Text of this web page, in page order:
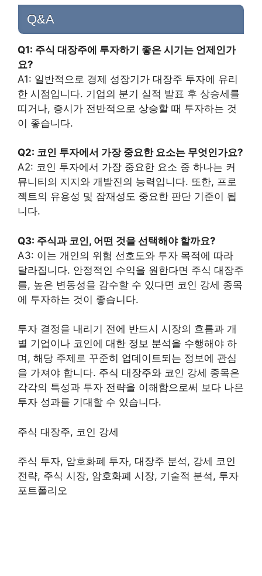
Q&A
Q1: 주식 대장주에 투자하기 좋은 시기는 언제인가
요?
A1: 일반적으로 경제 성장기가 대장주 투자에 유리
한 시점입니다. 기업의 분기 실적 발표 후 상승세를
띠거나, 증시가 전반적으로 상승할 때 투자하는 것
이 좋습니다.
Q2: 코인 투자에서 가장 중요한 요소는 무엇인가요?
A2: 코인 투자에서 가장 중요한 요소 중 하나는 커
뮤니티의 지지와 개발진의 능력입니다. 또한, 프로
젝트의 유용성 및 잠재성도 중요한 판단 기준이 됩
니다.
Q3: 주식과 코인, 어떤 것을 선택해야 할까요?
A3: 이는 개인의 위험 선호도와 투자 목적에 따라
달라집니다. 안정적인 수익을 원한다면 주식 대장주
를, 높은 변동성을 감수할 수 있다면 코인 강세 종목
에 투자하는 것이 좋습니다.
투자 결정을 내리기 전에 반드시 시장의 흐름과 개
별 기업이나 코인에 대한 정보 분석을 수행해야 하
며, 해당 주제로 꾸준히 업데이트되는 정보에 관심
을 가져야 합니다. 주식 대장주와 코인 강세 종목은
각각의 특성과 투자 전략을 이해함으로써 보다 나은
투자 성과를 기대할 수 있습니다.
주식 대장주, 코인 강세
주식 투자, 암호화폐 투자, 대장주 분석, 강세 코인
전략, 주식 시장, 암호화폐 시장, 기술적 분석, 투자
포트폴리오